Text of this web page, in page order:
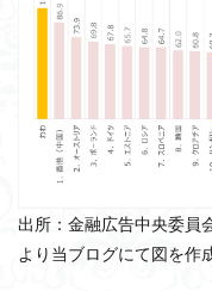
出所：金融広告中央委員
より当ブログにて図を作成